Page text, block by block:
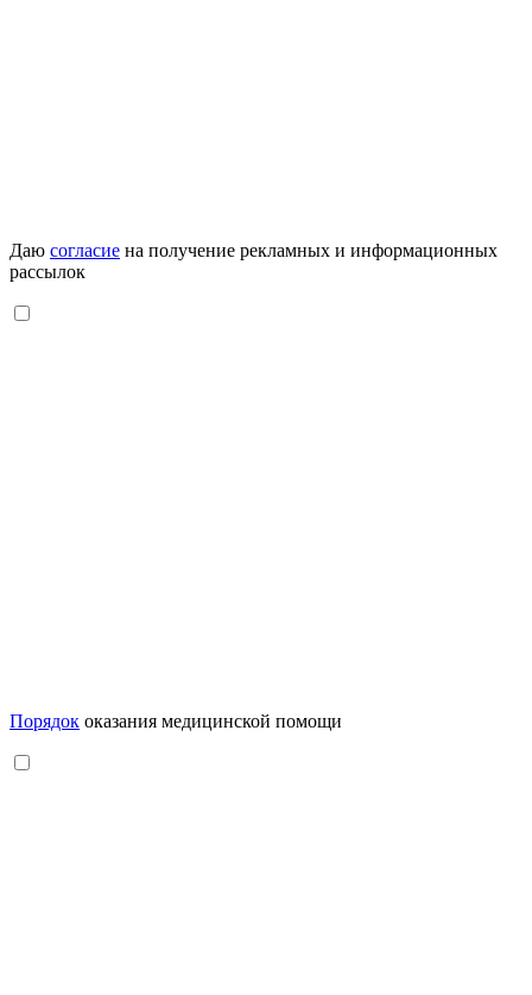
Даю согласие на получение рекламных и информационных
рассылок
Порядок оказания медицинской помощи